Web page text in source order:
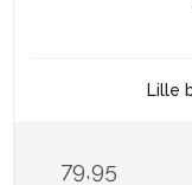
Lille
79,95